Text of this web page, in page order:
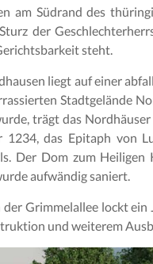
am Südrand des
der
steht.
liegt auf einer
Stadtgelände
trägt das
1234, das Epitaph von
Der Dom zum
aufwändig saniert.
Grimmelallee lockt
und weiterem